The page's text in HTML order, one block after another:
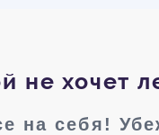
не хочет
на себя!